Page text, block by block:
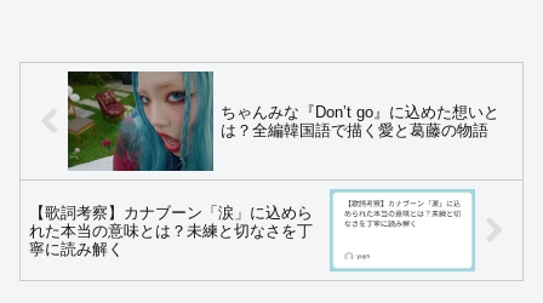
ちゃんみな『Don’t go』に込めた想いと
は？全編韓国語で描く愛と葛藤の物語
【歌詞考察】カナブーン「涙」に込めら
れた本当の意味とは？未練と切なさを丁
寧に読み解く